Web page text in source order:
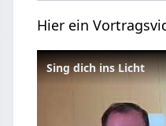
Hier ein
Sing dich ins Licht